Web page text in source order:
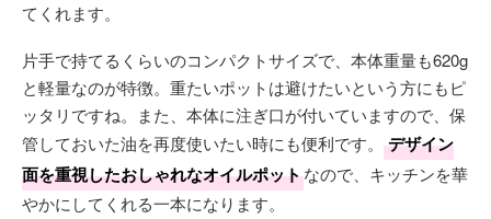
てくれます。
片手で持てるくらいのコンパクトサイズで、本体重量も620g
と軽量なのが特徴。重たいポットは避けたいという方にもピ
ッタリですね。また、本体に注ぎ口が付いていますので、保
管しておいた油を再度使いたい時にも便利です。
デザイン
面を重視したおしゃれなオイルポットなので、キッチンを華
やかにしてくれる一本になります。